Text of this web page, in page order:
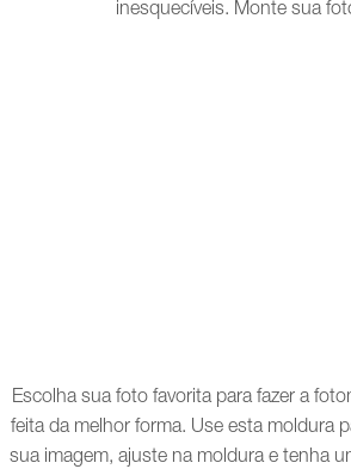
inesquecíveis. Monte sua
Escolha sua foto favorita para fazer a
feita da melhor forma. Use esta moldura
sua imagem, ajuste na moldura e tenha